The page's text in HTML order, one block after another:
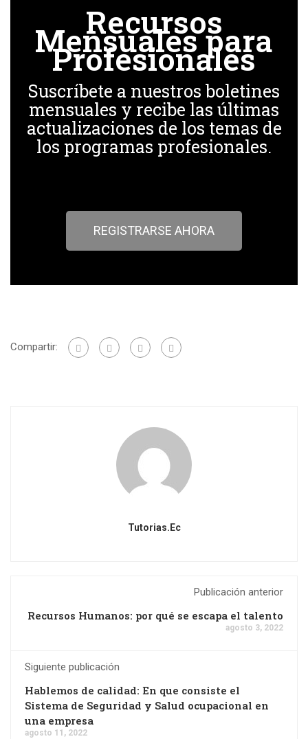
Recursos
Mensuales para
Profesionales
Suscríbete a nuestros boletines
mensuales y recibe las últimas
actualizaciones de los temas de
los programas profesionales.
REGISTRARSE AHORA
Compartir:
Tutorias.ec
Publicación anterior
Recursos Humanos: por qué se escapa el talento
agosto 3, 2022
Siguiente publicación
Hablemos de calidad: En que consiste el
Sistema de Seguridad y Salud ocupacional en
una empresa
agosto 11, 2022